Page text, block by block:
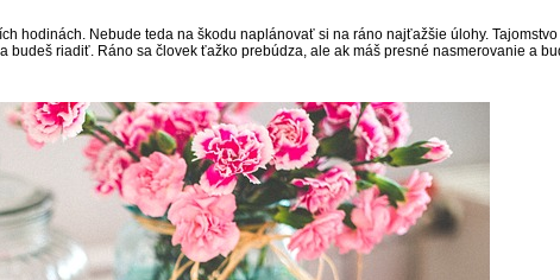
hodinách. Nebude teda na škodu naplánovať si na ráno najťažšie úlohy.
budeš riadiť. Ráno sa človek ťažko prebúdza, ale ak máš presné nasmerovanie a